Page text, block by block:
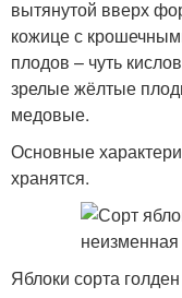
вытянутой вверх
кожице с
плодов – чуть
зрелые жёлтые
медовые.
Основные
хранятся.
Яблоки сорта